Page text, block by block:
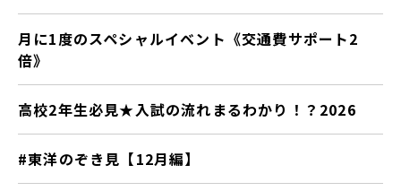
月に1度のスペシャルイベント《交通費サポート2
倍》
高校2年生必見★入試の流れまるわかり！？2026
#東洋のぞき見【12月編】